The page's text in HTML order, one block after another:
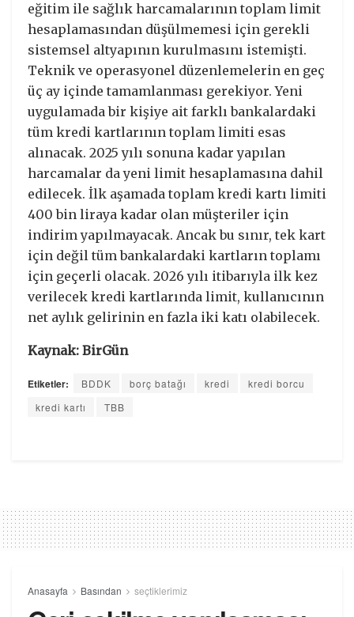
eğitim ile sağlık harcamalarının toplam limit
hesaplamasından düşülmemesi için gerekli
sistemsel altyapının kurulmasını istemişti.
Teknik ve operasyonel düzenlemelerin en geç
üç ay içinde tamamlanması gerekiyor. Yeni
uygulamada bir kişiye ait farklı bankalardaki
tüm kredi kartlarının toplam limiti esas
alınacak. 2025 yılı sonuna kadar yapılan
harcamalar da yeni limit hesaplamasına dahil
edilecek. İlk aşamada toplam kredi kartı limiti
400 bin liraya kadar olan müşteriler için
indirim yapılmayacak. Ancak bu sınır, tek kart
için değil tüm bankalardaki kartların toplamı
için geçerli olacak. 2026 yılı itibarıyla ilk kez
verilecek kredi kartlarında limit, kullanıcının
net aylık gelirinin en fazla iki katı olabilecek.
Kaynak: BirGün
Etiketler: BDDK borç batağı kredi
kredi borcu
kredi kartı
TBB
Anasayfa Basından seçtiklerimiz